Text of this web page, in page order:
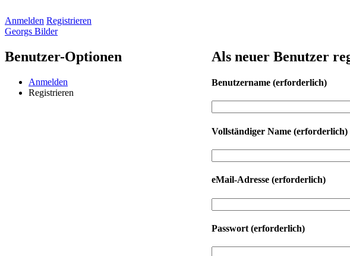
Anmelden Registrieren
Georgs Bilder
Benutzer-Optionen
Anmelden
Registrieren
Als neuer Benutzer
Benutzername (erforderlich)
Vollständiger Name (erforderlich)
eMail-Adresse (erforderlich)
Passwort (erforderlich)